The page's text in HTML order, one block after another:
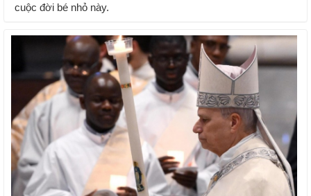
cuộc đời bé nhỏ này.